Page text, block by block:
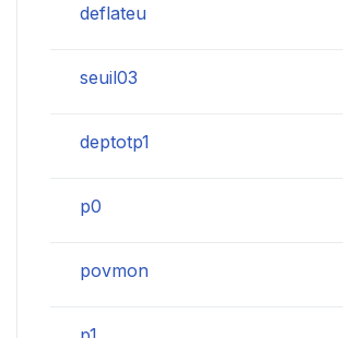
deflateu
seuil03
deptotp1
p0
povmon